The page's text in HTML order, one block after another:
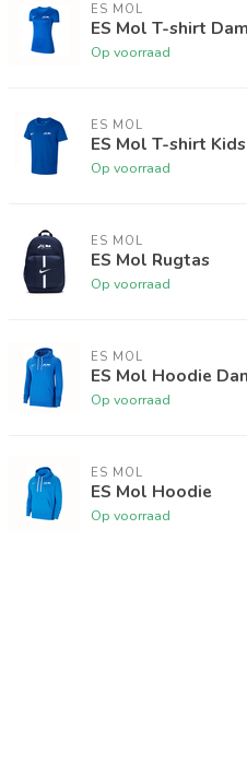
ES MOL
ES Mol T-shirt
Op voorraad
ES MOL
ES Mol T-shirt Kids
Op voorraad
ES MOL
ES Mol Rugtas
Op voorraad
ES MOL
ES Mol Hoodie
Op voorraad
ES MOL
ES Mol Hoodie
Op voorraad